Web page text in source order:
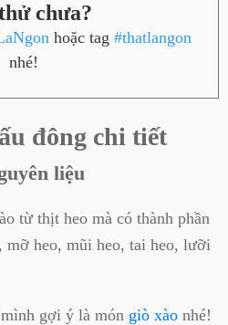
chưa?
hoặc tag #thatlangon
nhé!
đông chi tiết
liệu
từ thịt heo mà có thành phần
mỡ heo, mũi heo, tai heo, lưỡi
gợi ý là món giò xào nhé!